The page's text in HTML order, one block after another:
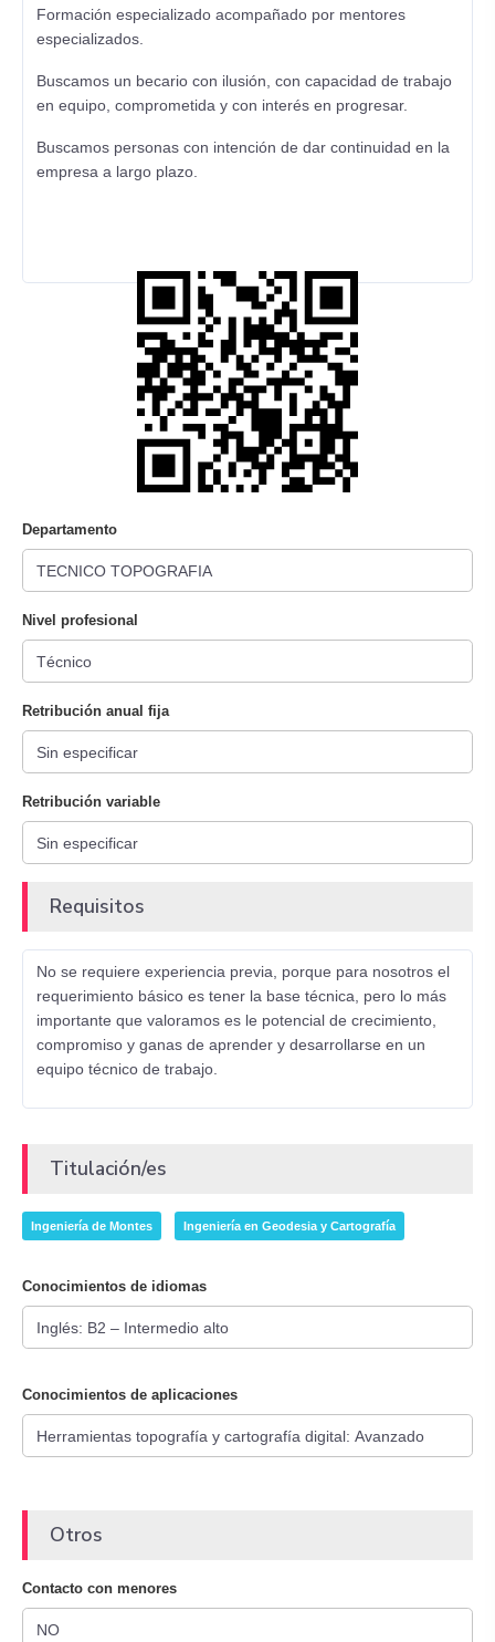
Formación especializado acompañado por mentores
especializados.
Buscamos un becario con ilusión, con capacidad de trabajo
en equipo, comprometida y con interés en progresar.
Buscamos personas con intención de dar continuidad en la
empresa a largo plazo.
Departamento
Nivel profesional
Retribución anual fija
Retribución variable
Requisitos
No se requiere experiencia previa, porque para nosotros el
requerimiento básico es tener la base técnica, pero lo más
importante que valoramos es le potencial de crecimiento,
compromiso y ganas de aprender y desarrollarse en un
equipo técnico de trabajo.
Titulación/es
Ingeniería de Montes Ingeniería en Geodesia y Cartografía
Conocimientos de idiomas
Conocimientos de aplicaciones
Otros
Contacto con menores